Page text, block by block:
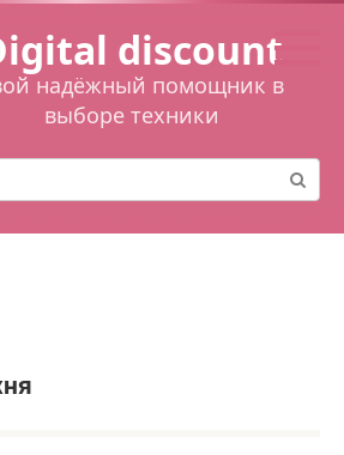
discount
надёжный помощник в
выборе техники